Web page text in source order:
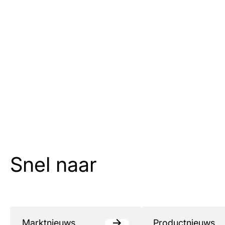
Snel naar
Marktnieuws Productnieuws